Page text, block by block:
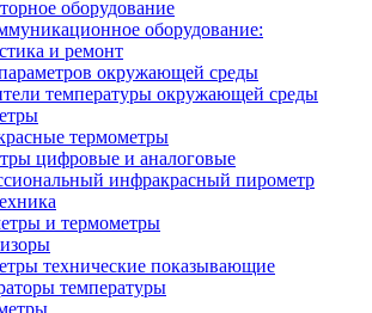
оборудование
оборудование:
и ремонт
окружающей среды
температуры окружающей среды
термометры
цифровые и аналоговые
инфракрасный пирометр
и термометры
технические показывающие
температуры